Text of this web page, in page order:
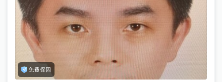
免費保固